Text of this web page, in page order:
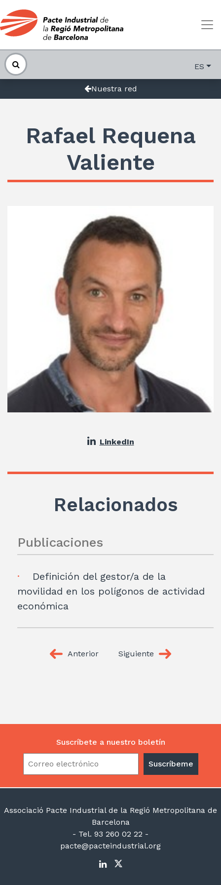
ES
Nuestra red
Rafael Requena
Valiente
LinkedIn
Relacionados
Publicaciones
Definición del gestor/a de la
movilidad en los polígonos de actividad
económica
Anterior Siguiente
Suscríbete a nuestro boletín
Associació Pacte Industrial de la Regió Metropolitana de
Barcelona
- Tel. 93 260 02 22 -
pacte@pacteindustrial.org